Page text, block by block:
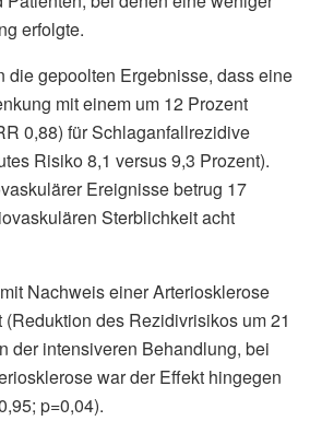
erfolgte.
die gepoolten Ergebnisse, dass eine
mit einem um 12 Prozent
0,88) für Schlaganfallrezidive
Risiko 8,1 versus 9,3 Prozent).
Ereignisse betrug 17
Sterblichkeit acht
Nachweis einer Arteriosklerose
des Rezidivrisikos um 21
der intensiveren Behandlung, bei
war der Effekt hingegen
p=0,04).